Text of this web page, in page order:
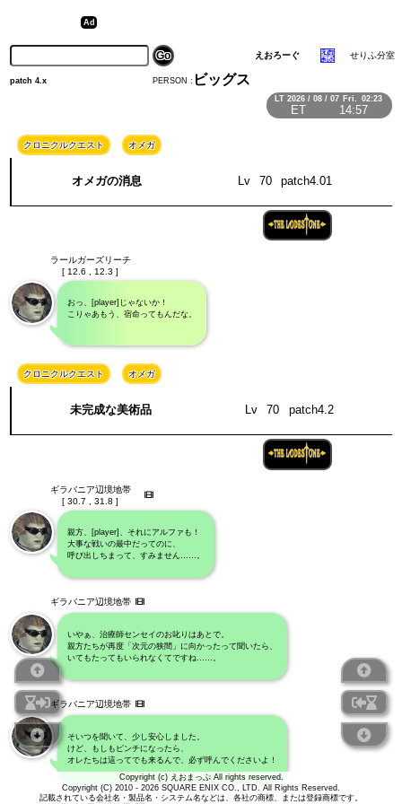
Copyright (c) えおまっぷ All rights reserved.
Copyright (C) 2010 - 2026 SQUARE ENIX CO., LTD. All Rights Reserved.
記載されている会社名・製品名・システム名などは、各社の商標、または登録商標です。
LT 2026 / 08 / 07 Fri. 02:23
ET 14:57
えおろーぐ せりふ分室
PERSON : ビッグス
patch 4.x
クロニクルクエスト オメガ
オメガの消息 Lv 70 patch4.01
ラールガーズリーチ
[ 12.6 , 12.3 ]
おっ、[player]じゃないか！
こりゃあもう、宿命ってもんだな。
クロニクルクエスト オメガ
未完成な美術品 Lv 70 patch4.2
ギラバニア辺境地帯
[ 30.7 , 31.8 ]
親方、[player]、それにアルファも！
大事な戦いの最中だってのに、
呼び出しちまって、すみません……。
ギラバニア辺境地帯
いやぁ、治療師センセイのお叱りはあとで。
親方たちが再度「次元の狭間」に向かったって聞いたら、
いてもたってもいられなくてですね……。
ギラバニア辺境地帯
そいつを聞いて、少し安心しました。
けど、もしもピンチになったら、
オレたちは這ってでも来るんで、必ず呼んでくださいよ！